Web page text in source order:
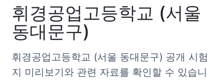
휘경공업고등학교 (서울
동대문구)
휘경공업고등학교 (서울 동대문구) 공개 시험
지 미리보기와 관련 자료를 확인할 수 있습니